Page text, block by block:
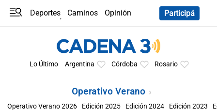
Deportes Caminos
Opinión
Participá
Lo Último Argentina Córdoba Rosario
Operativo Verano
Operativo Verano 2026 Edición 2025 Edición 2024 Edición 2023